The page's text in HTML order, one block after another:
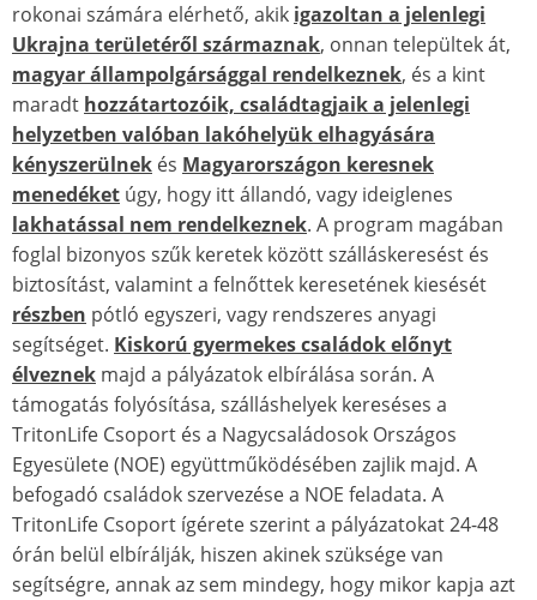
rokonai számára elérhető, akik igazoltan a jelenlegi
Ukrajna területéről származnak, onnan települtek át,
magyar állampolgársággal rendelkeznek, és a kint
maradt hozzátartozóik, családtagjaik a jelenlegi
helyzetben valóban lakóhelyük elhagyására
kényszerülnek és Magyarországon keresnek
menedéket úgy, hogy itt állandó, vagy ideiglenes
lakhatással nem rendelkeznek. A program magában
foglal bizonyos szűk keretek között szálláskeresést és
biztosítást, valamint a felnőttek keresetének kiesését
részben pótló egyszeri, vagy rendszeres anyagi
segítséget. Kiskorú gyermekes családok előnyt
élveznek majd a pályázatok elbírálása során. A
támogatás folyósítása, szálláshelyek kereséses a
TritonLife Csoport és a Nagycsaládosok Országos
Egyesülete (NOE) együttműködésében zajlik majd. A
befogadó családok szervezése a NOE feladata. A
TritonLife Csoport ígérete szerint a pályázatokat 24-48
órán belül elbírálják, hiszen akinek szüksége van
segítségre, annak az sem mindegy, hogy mikor kapja azt